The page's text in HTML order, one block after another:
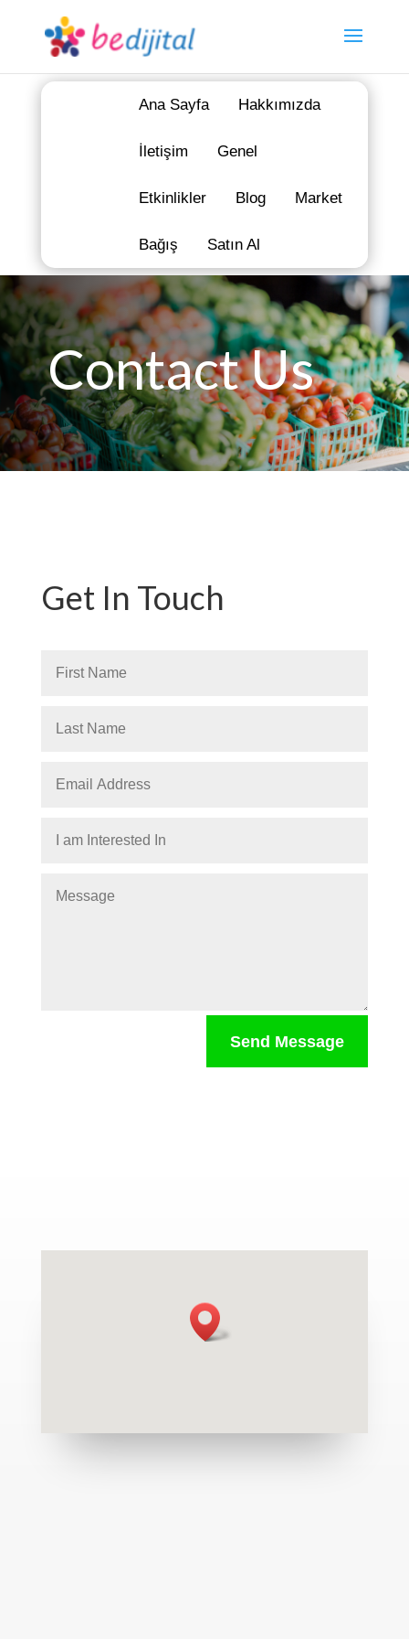
Ana Sayfa Hakkımızda
İletişim Genel
Etkinlikler Blog Market
Bağış Satın Al
Contact Us
Get In Touch
Send Message